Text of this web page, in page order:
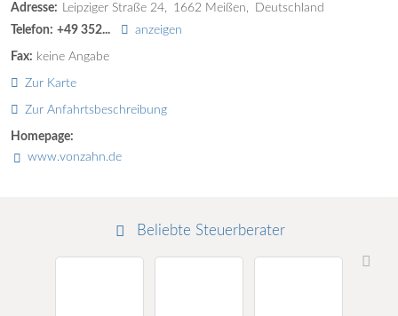
Adresse: Leipziger Straße 24 1662 Meißen
Deutschland
Telefon: +49 352... anzeigen
Fax: keine Angabe
Zur Karte
Zur Anfahrtsbeschreibung
Homepage:
www.vonzahn.de
Beliebte Steuerberater